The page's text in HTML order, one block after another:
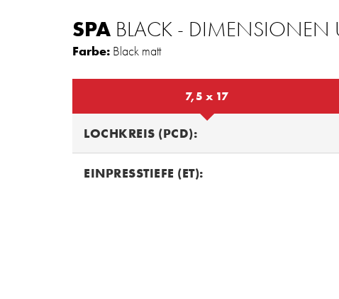
SPA BLACK - DIMENSIONEN
Farbe: Black matt
7,5 x 17
LOCHKREIS (PCD):
EINPRESSTIEFE (ET):